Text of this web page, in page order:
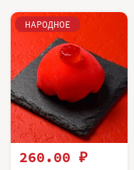
НАРОДНОЕ
260.00 ₽